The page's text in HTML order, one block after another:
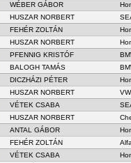
WÉBER GÁBOR
HUSZAR NORBERT
FEHÉR ZOLTÁN
HUSZAR NORBERT
PFENNIG KRISTÓF
BALOGH TAMÁS
DICZHÁZI PÉTER
HUSZAR NORBERT
VÉTEK CSABA
HUSZAR NORBERT
ANTAL GÁBOR
FEHÉR ZOLTÁN
VÉTEK CSABA